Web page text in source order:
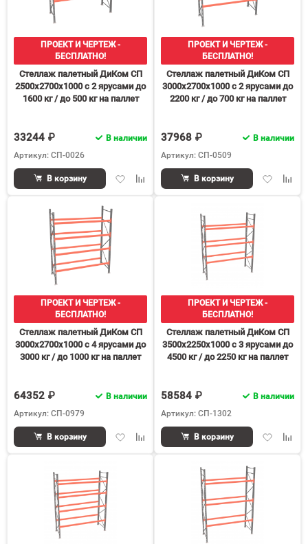
ПРОЕКТ И ЧЕРТЕЖ -
БЕСПЛАТНО!
Стеллаж палетный ДиКом СП
2500х2700х1000 с 2 ярусами до
1600 кг / до 500 кг на паллет
33244 ₽
В наличии
Артикул: СП-0026
ДобавитьДобавить
В корзину
ПРОЕКТ И ЧЕРТЕЖ -
БЕСПЛАТНО!
Стеллаж палетный ДиКом СП
3000х2700х1000 с 2 ярусами до
2200 кг / до 700 кг на паллет
37968 ₽
В наличии
Артикул: СП-0509
Добавить
В корзину
ПРОЕКТ И ЧЕРТЕЖ -
БЕСПЛАТНО!
Стеллаж палетный ДиКом СП
3000х2700х1000 с 4 ярусами до
3000 кг / до 1000 кг на паллет
64352 ₽
В наличии
Артикул: СП-0979
ДобавитьДобавить
В корзину
ПРОЕКТ И ЧЕРТЕЖ -
БЕСПЛАТНО!
Стеллаж палетный ДиКом СП
3500х2250х1000 с 3 ярусами до
4500 кг / до 2250 кг на паллет
58584 ₽
В наличии
Артикул: СП-1302
Добавить
В корзину